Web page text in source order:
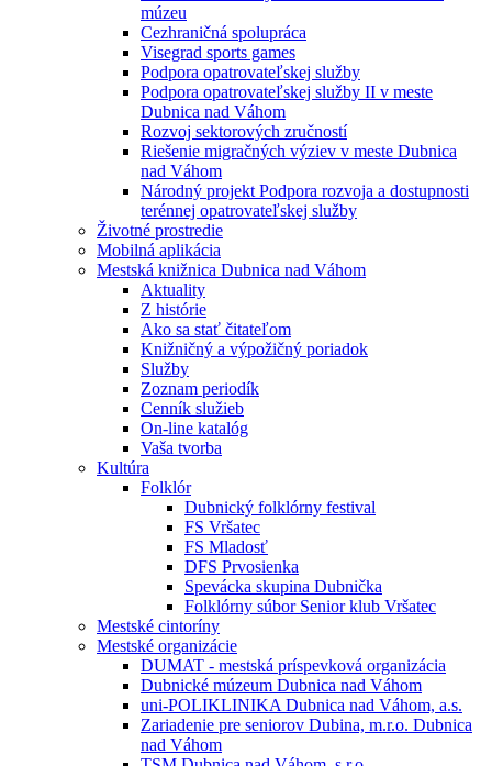
múzeu
Cezhraničná spolupráca
Visegrad sports games
Podpora opatrovateľskej služby
Podpora opatrovateľskej služby II v meste
Dubnica nad Váhom
Rozvoj sektorových zručností
Riešenie migračných výziev v meste Dubnica
nad Váhom
Národný projekt Podpora rozvoja a dostupnosti
terénnej opatrovateľskej služby
Životné prostredie
Mobilná aplikácia
Mestská knižnica Dubnica nad Váhom
Aktuality
Z histórie
Ako sa stať čitateľom
Knižničný a výpožičný poriadok
Služby
Zoznam periodík
Cenník služieb
On-line katalóg
Vaša tvorba
Kultúra
Folklór
Dubnický folklórny festival
FS Vršatec
FS Mladosť
DFS Prvosienka
Spevácka skupina Dubnička
Folklórny súbor Senior klub Vršatec
Mestské cintoríny
Mestské organizácie
DUMAT - mestská príspevková organizácia
Dubnické múzeum Dubnica nad Váhom
uni-POLIKLINIKA Dubnica nad Váhom, a.s.
Zariadenie pre seniorov Dubina, m.r.o. Dubnica
nad Váhom